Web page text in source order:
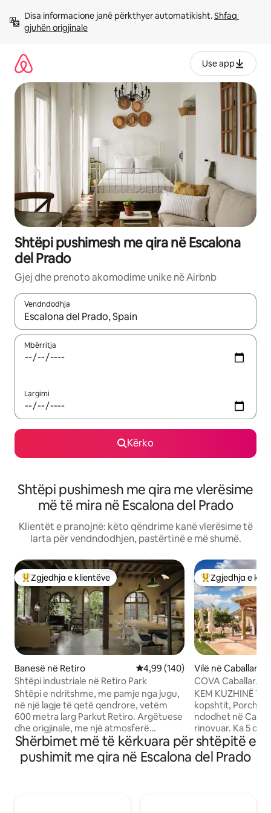
përmbajtja
Disa informacione janë përkthyer automatikisht. Shfaq
gjuhën origjinale
Use app
Shtëpi pushimesh me qira në Escalona
del Prado
Gjej dhe prenoto akomodime unike në Airbnb
Vendndodhja
Kur rezultatet të jenë të disponueshme, lëviz me butonat e
Mbërritja
Largimi
Kërko
Shtëpi pushimesh me qira me vlerësime
më të mira në Escalona del Prado
Klientët e pranojnë: këto qëndrime kanë vlerësime të
larta për vendndodhjen, pastërtinë e më shumë.
Më të mirat e zgjedhjeve të klientëve
Zgjedhja e klientëve
Banesë në Retiro Vlerësimi mesatar 4,99 nga 5,
4,99 (140)
Shtëpi industriale në Retiro Park
Shtëpi e ndritshme, me pamje nga jugu,
në një lagje të qetë qendrore, vetëm
600 metra larg Parkut Retiro. Argëtuese
dhe origjinale, me një atmosferë
industriale, kjo shtëpi 160 m² ka shumë
dritë natyrale, një kopsht të vogël dhe
një vend parkimi privat. Në katin e
Më të mirat e
Zgjedhja e
Vilë në Caballar
COVA Caballar.
perëndime të
KEM KUZHINË
kopshtit, Porche dhe
ndodhet në
rinovuar. Ka 5
mëdha të
verandë, 2
3 banja, një tualet dhe
Shërbimet më të kërkuara për shtëpitë e
pushimit me qira në Escalona del Prado